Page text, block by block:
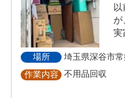
が
実
場所
埼玉県深谷市常
作業内容
不用品回収